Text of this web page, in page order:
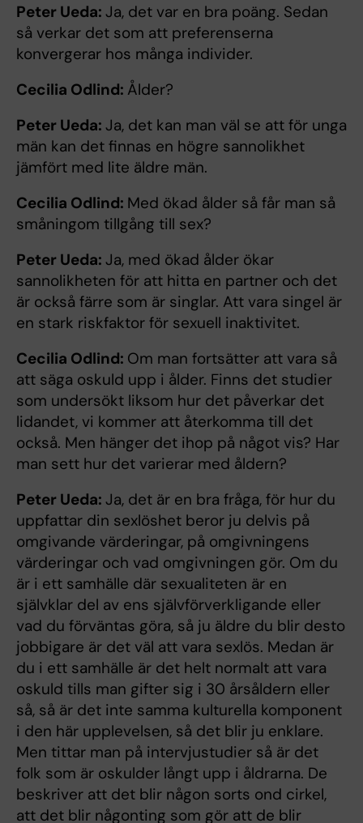
Peter Ueda: Ja, det var en bra poäng. Sedan
så verkar det som att preferenserna
konvergerar hos många individer.
Cecilia Odlind: Ålder?
Peter Ueda: Ja, det kan man väl se att för unga
män kan det finnas en högre sannolikhet
jämfört med lite äldre män.
Cecilia Odlind: Med ökad ålder så får man så
småningom tillgång till sex?
Peter Ueda: Ja, med ökad ålder ökar
sannolikheten för att hitta en partner och det
är också färre som är singlar. Att vara singel är
en stark riskfaktor för sexuell inaktivitet.
Cecilia Odlind: Om man fortsätter att vara så
att säga oskuld upp i ålder. Finns det studier
som undersökt liksom hur det påverkar det
lidandet, vi kommer att återkomma till det
också. Men hänger det ihop på något vis? Har
man sett hur det varierar med åldern?
Peter Ueda: Ja, det är en bra fråga, för hur du
uppfattar din sexlöshet beror ju delvis på
omgivande värderingar, på omgivningens
värderingar och vad omgivningen gör. Om du
är i ett samhälle där sexualiteten är en
självklar del av ens självförverkligande eller
vad du förväntas göra, så ju äldre du blir desto
jobbigare är det väl att vara sexlös. Medan är
du i ett samhälle är det helt normalt att vara
oskuld tills man gifter sig i 30 årsåldern eller
så, så är det inte samma kulturella komponent
i den här upplevelsen, så det blir ju enklare.
Men tittar man på intervjustudier så är det
folk som är oskulder långt upp i åldrarna. De
beskriver att det blir någon sorts ond cirkel,
att det blir någonting som gör att de blir